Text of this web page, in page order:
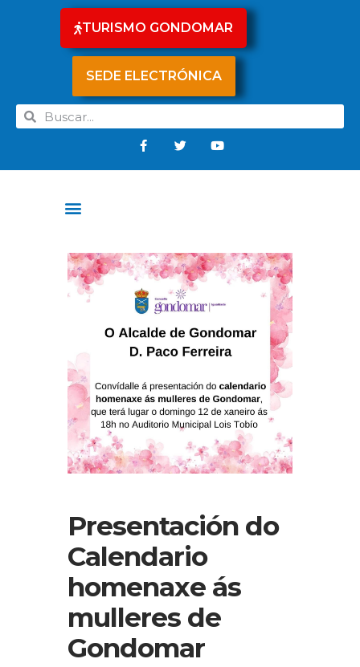
TURISMO GONDOMAR
SEDE ELECTRÓNICA
Presentación do
Calendario
homenaxe ás
mulleres de
Gondomar